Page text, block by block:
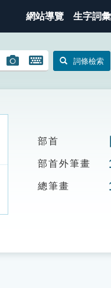
網站導覽 生字詞
圖
搜
開
鍵
詞條檢索
部首
部首外筆畫
總筆畫